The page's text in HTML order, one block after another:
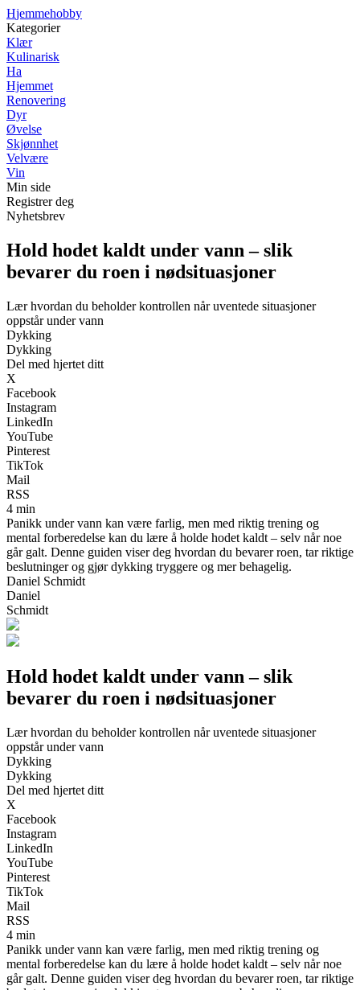
Hjemmehobby
Kategorier
Klær
Kulinarisk
Ha
Hjemmet
Renovering
Dyr
Øvelse
Skjønnhet
Velvære
Vin
Min side
Registrer deg
Nyhetsbrev
Hold hodet kaldt under vann – slik
bevarer du roen i nødsituasjoner
Lær hvordan du beholder kontrollen når uventede situasjoner
oppstår under vann
Dykking
Dykking
Del med hjertet ditt
X
Facebook
Instagram
LinkedIn
YouTube
Pinterest
TikTok
Mail
RSS
4 min
Panikk under vann kan være farlig, men med riktig trening og
mental forberedelse kan du lære å holde hodet kaldt – selv når noe
går galt. Denne guiden viser deg hvordan du bevarer roen, tar riktige
beslutninger og gjør dykking tryggere og mer behagelig.
Daniel Schmidt
Daniel
Schmidt
Hold hodet kaldt under vann – slik
bevarer du roen i nødsituasjoner
Lær hvordan du beholder kontrollen når uventede situasjoner
oppstår under vann
Dykking
Dykking
Del med hjertet ditt
X
Facebook
Instagram
LinkedIn
YouTube
Pinterest
TikTok
Mail
RSS
4 min
Panikk under vann kan være farlig, men med riktig trening og
mental forberedelse kan du lære å holde hodet kaldt – selv når noe
går galt. Denne guiden viser deg hvordan du bevarer roen, tar riktige